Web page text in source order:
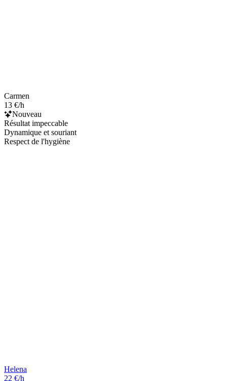
Carmen
13 €/h
Nouveau
Résultat impeccable
Dynamique et souriant
Respect de l'hygiène
Helena
22 €/h